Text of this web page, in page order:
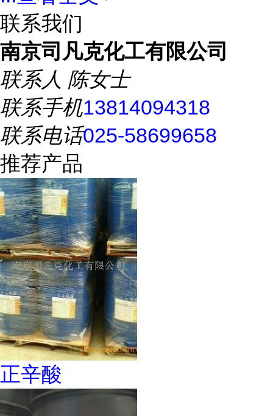
联系我们
南京司凡克化工有限公司
联系人 陈女士
联系手机13814094318
联系电话025-58699658
推荐产品
正辛酸